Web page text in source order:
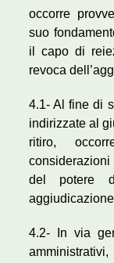
occorre
suo
il capo di
revoca
4.1- Al fine di
indirizzate al
ritiro,
del potere
4.2- In via